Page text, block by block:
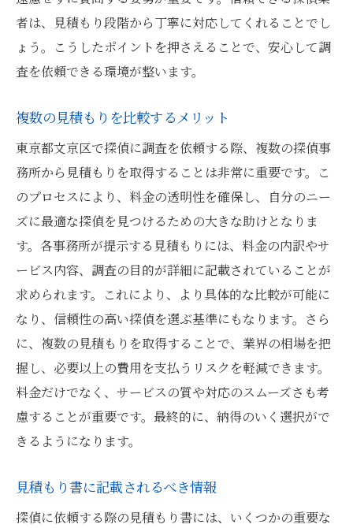
者は、見積もり段階から丁寧に対応してくれることでし
ょう。こうしたポイントを押さえることで、安心して調
査を依頼できる環境が整います。
複数の見積もりを比較するメリット
東京都文京区で探偵に調査を依頼する際、複数の探偵事
務所から見積もりを取得することは非常に重要です。こ
のプロセスにより、料金の透明性を確保し、自分のニー
ズに最適な探偵を見つけるための大きな助けとなりま
す。各事務所が提示する見積もりには、料金の内訳やサ
ービス内容、調査の目的が詳細に記載されていることが
求められます。これにより、より具体的な比較が可能に
なり、信頼性の高い探偵を選ぶ基準にもなります。さら
に、複数の見積もりを取得することで、業界の相場を把
握し、必要以上の費用を支払うリスクを軽減できます。
料金だけでなく、サービスの質や対応のスムーズさも考
慮することが重要です。最終的に、納得のいく選択がで
きるようになります。
見積もり書に記載されるべき情報
探偵に依頼する際の見積もり書には、いくつかの重要な